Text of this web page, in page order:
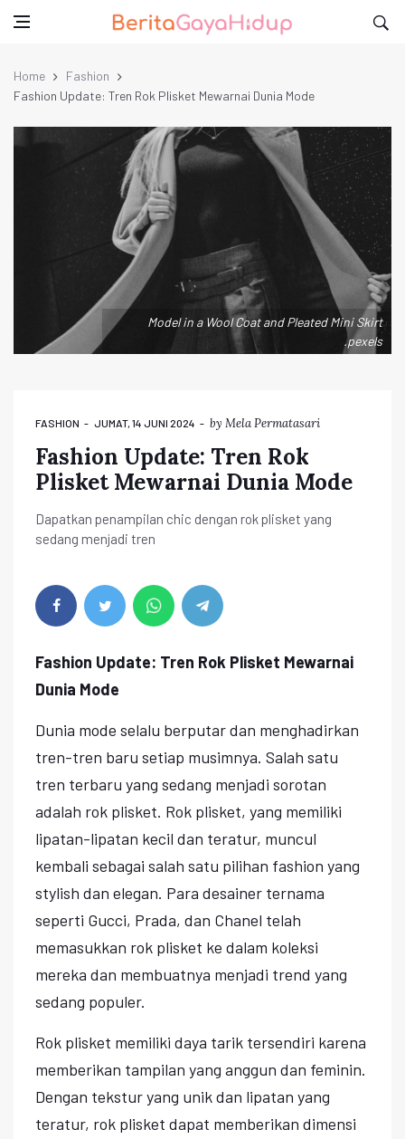
Home
Fashion
Fashion Update: Tren Rok Plisket Mewarnai Dunia Mode
Model in a Wool Coat and Pleated Mini Skirt
.pexels
FASHION JUMAT, 14 JUNI 2024 by Mela Permatasari
Fashion Update: Tren Rok
Plisket Mewarnai Dunia Mode
Dapatkan penampilan chic dengan rok plisket yang
sedang menjadi tren
Fashion Update: Tren Rok Plisket Mewarnai
Dunia Mode
Dunia mode selalu berputar dan menghadirkan
tren-tren baru setiap musimnya. Salah satu
tren terbaru yang sedang menjadi sorotan
adalah rok plisket. Rok plisket, yang memiliki
lipatan-lipatan kecil dan teratur, muncul
kembali sebagai salah satu pilihan fashion yang
stylish dan elegan. Para desainer ternama
seperti Gucci, Prada, dan Chanel telah
memasukkan rok plisket ke dalam koleksi
mereka dan membuatnya menjadi trend yang
sedang populer.
Rok plisket memiliki daya tarik tersendiri karena
memberikan tampilan yang anggun dan feminin.
Dengan tekstur yang unik dan lipatan yang
teratur, rok plisket dapat memberikan dimensi